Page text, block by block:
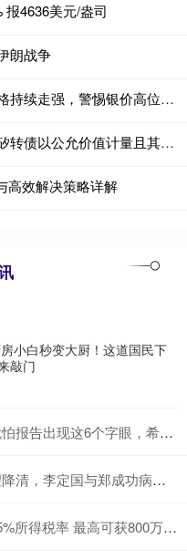
4636美元/盎司
朗战争
金证通配资 华泰期货：黄金白银价格持续走强，警惕银价高位震荡的获利了结风险
星火配资 朗迪集团：公司持有的甬矽转债以公允价值计量且其变动计入当期损益
高效解决策略详解
小白秒变大厨！这道国民下
敲门
这6个字眼，希望你一个都碰不到
与郑成功病死，大明复兴无望
率 最高可获800万研发准备金